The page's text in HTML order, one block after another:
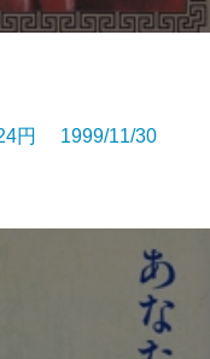
円 1999/11/30